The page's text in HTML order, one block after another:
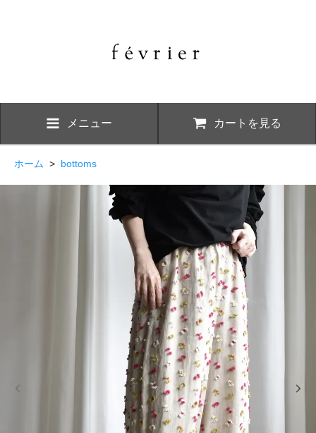
メニュー カートを見る
ホーム > bottoms